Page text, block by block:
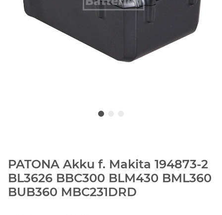
PATONA Akku f. Makita 194873-2
BL3626 BBC300 BLM430 BML360
BUB360 MBC231DRD